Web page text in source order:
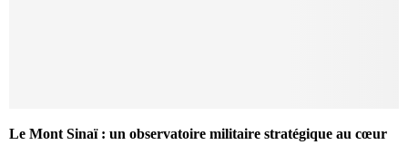
Le Mont Sinaï : un observatoire militaire stratégique au cœur